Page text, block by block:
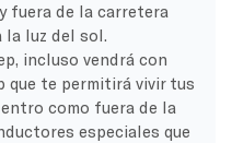
fuera de la carretera
la luz del sol.
incluso vendrá con
que te permitirá vivir tus
como fuera de la
especiales que